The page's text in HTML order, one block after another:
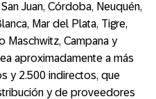
Juan, Córdoba, Neuquén,
Mar del Plata, Tigre,
Maschwitz, Campana y
aproximadamente a más
y 2.500 indirectos, que
y de proveedores